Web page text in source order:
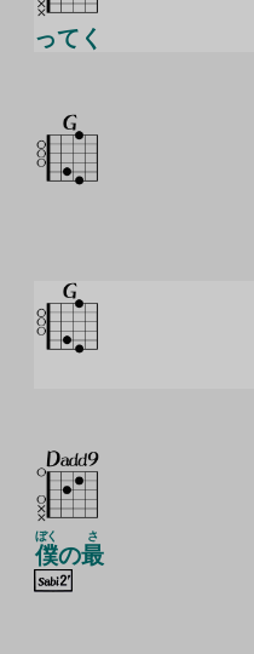
ってく
僕
ぼく
の最
さ